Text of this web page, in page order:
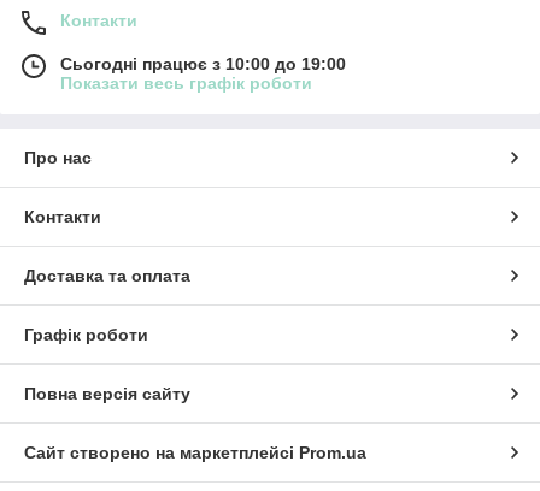
Контакти
Сьогодні працює з 10:00 до 19:00
Показати весь графік роботи
Про нас
Контакти
Доставка та оплата
Графік роботи
Повна версія сайту
Сайт створено на маркетплейсі Prom.ua